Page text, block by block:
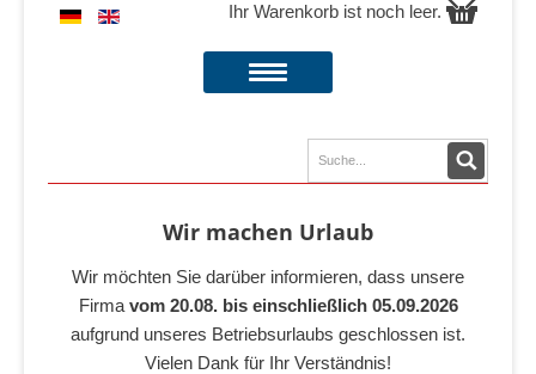
Ihr Warenkorb ist noch leer.
Wir machen Urlaub
Wir möchten Sie darüber informieren, dass unsere
Firma vom 20.08. bis einschließlich 05.09.2026
aufgrund unseres Betriebsurlaubs geschlossen ist.
Vielen Dank für Ihr Verständnis!